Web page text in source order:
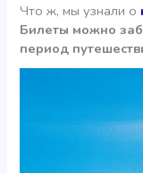
Что ж, мы узнали о
Билеты можно
период